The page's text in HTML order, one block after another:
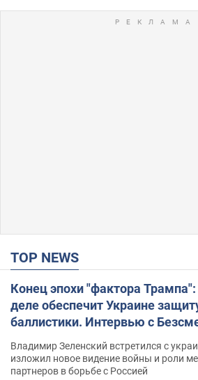
TOP NEWS
Конец эпохи "фактора
деле обеспечит Украине
баллистики. Интервью с
Владимир Зеленский встретился с
изложил новое видение войны и роли
партнеров в борьбе с Россией